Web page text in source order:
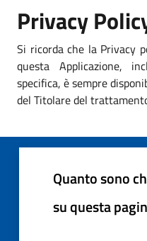
Privacy
Si ricorda che la Privacy
questa Applicazione,
specifica, è sempre
del Titolare del
Quanto sono
su questa